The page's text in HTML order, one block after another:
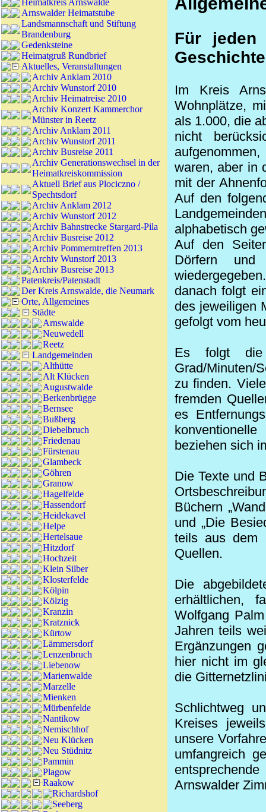
Heimatkreis Arnswalde
Arnswalder Heimatstube
Landsmannschaft und Stiftung
Brandenburg
Gedenksteine
Heimatgruß Rundbrief
Aktuelles, Veranstaltungen
Archiv Anklam 2010
Archiv Wunstorf 2010
Archiv Heimatreise 2010
Archiv Konzert Kammerchor
Münster in Reetz
Archiv Anklam 2011
Archiv Wunstorf 2011
Archiv Busreise 2011
Archiv Generationswechsel in der
Heimatkreiskommission
Aktuell Brief aus Plociczno /
Spechtsdorf
Archiv Anklam 2012
Archiv Wunstorf 2012
Archiv Bahnstrecke Stargard-Pila
Archiv Busreise 2012
Archiv Pommerntreffen 2013
Archiv Wunstorf 2013
Archiv Busreise 2013
Patenkreis/Patenstadt
Der Kreis Arnswalde, die Neumark
Orte, Allgemeines
Städte
Arnswalde
Neuwedell
Reetz
Landgemeinden
Althütte
Alt Klücken
Augustwalde
Berkenbrügge
Bernsee
Bußberg
Diebelbruch
Friedenau
Fürstenau
Glambeck
Göhren
Granow
Hagelfelde
Hassendorf
Heidekavel
Helpe
Hertelsaue
Hitzdorf
Hochzeit
Klein Silber
Klosterfelde
Kölpin
Kölzig
Kranzin
Kratznick
Kürtow
Lämmersdorf
Lenzenbruch
Liebenow
Marienwalde
Marzelle
Mienken
Mürbenfelde
Nantikow
Nemischhof
Neu Klücken
Neu Stüdnitz
Pammin
Plagow
Raakow
Richardshof
Seeberg
Für jeden
Im Kreis
Wohnplätze,
als 1.000, die
nicht
waren, aber in
mit der
Auf den
alphabetisch
Auf den
Dörfern und
danach folgt
des jeweiligen
gefolgt vom
Es folgt die
Grad/Minuten/
zu finden.
fremden
es
beziehen sich
Die Texte und
Büchern
und „Die
teils aus dem
Quellen.
Die
erhältlichen,
Wolfgang
Jahren teils
Ergänzungen
hier nicht im
die
Schlichtweg
Kreises
unsere
umfangreich
Arnswalder